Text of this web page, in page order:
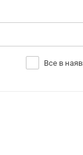
Все в